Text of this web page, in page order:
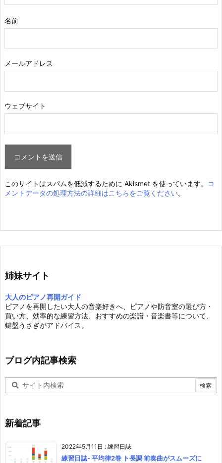
名前
メールアドレス
ウェブサイト
このサイトはスパムを低減するために Akismet を使っています。
コ
メントデータの処理方法の詳細はこちらをご覧ください。
姉妹サイト
大人のピアノ再開ガイド
ピアノを再開したい大人の音楽好きへ、ピアノや防音室の選び方・
買い方、効率的な練習方法、おすすめの楽譜・音楽書等について、
鍵盤うさぎがアドバイス。
ブログ内記事検索
新着記事
2022年5月11日 : 練習日誌
練習日誌- 平均律2巻 ト長調 前奏曲がスムーズに